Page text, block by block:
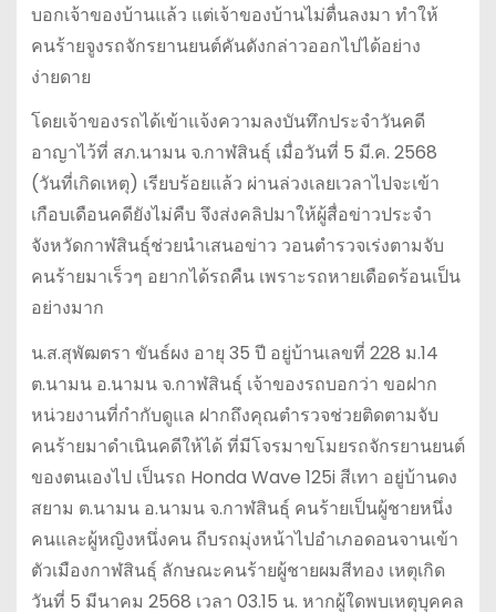
บอกเจ้าของบ้านแล้ว แต่เจ้าของบ้านไม่ตื่นลงมา ทำให้
คนร้ายจูงรถจักรยานยนต์คันดังกล่าวออกไปได้อย่าง
ง่ายดาย
โดยเจ้าของรถได้เข้าแจ้งความลงบันทึกประจำวันคดี
อาญาไว้ที่ สภ.นามน จ.กาฬสินธุ์ เมื่อวันที่ 5 มี.ค. 2568
(วันที่เกิดเหตุ) เรียบร้อยแล้ว ผ่านล่วงเลยเวลาไปจะเข้า
เกือบเดือนคดียังไม่คืบ จึงส่งคลิปมาให้ผู้สื่อข่าวประจำ
จังหวัดกาฬสินธุ์ช่วยนำเสนอข่าว วอนตำรวจเร่งตามจับ
คนร้ายมาเร็วๆ อยากได้รถคืน เพราะรถหายเดือดร้อนเป็น
อย่างมาก
น.ส.สุพัฒตรา ขันธ์ผง อายุ 35 ปี อยู่บ้านเลขที่ 228 ม.14
ต.นามน อ.นามน จ.กาฬสินธุ์ เจ้าของรถบอกว่า ขอฝาก
หน่วยงานที่กำกับดูแล ฝากถึงคุณตำรวจช่วยติดตามจับ
คนร้ายมาดำเนินคดีให้ได้ ที่มีโจรมาขโมยรถจักรยานยนต์
ของตนเองไป เป็นรถ Honda Wave 125i สีเทา อยู่บ้านดง
สยาม ต.นามน อ.นามน จ.กาฬสินธุ์ คนร้ายเป็นผู้ชายหนึ่ง
คนและผู้หญิงหนึ่งคน ถีบรถมุ่งหน้าไปอำเภอดอนจานเข้า
ตัวเมืองกาฬสินธุ์ ลักษณะคนร้ายผู้ชายผมสีทอง เหตุเกิด
วันที่ 5 มีนาคม 2568 เวลา 03.15 น. หากผู้ใดพบเหตุบุคคล